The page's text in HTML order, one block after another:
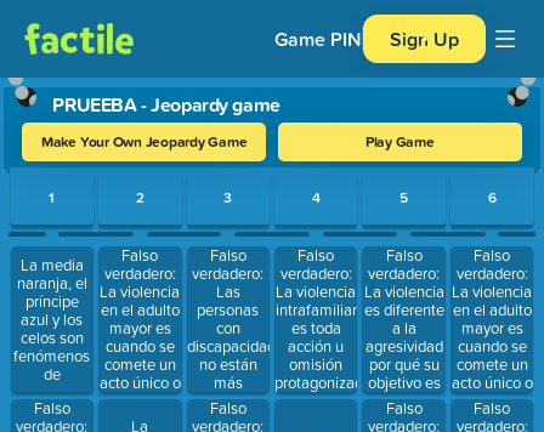
Game PIN Sign Up
PRUEEBA - Jeopardy game
Make Your Own Jeopardy Game Play Game
Use arrow keys to move between questions. Press Enter or
1
La media
naranja, el
príncipe
azul y los
celos son
fenómenos
de
Falso
verdadero:
2
Falso
verdadero:
La violencia
en el adulto
mayor es
cuando se
comete un
acto único o
repetido
que causa
La
3
Falso
verdadero:
Las
personas
con
discapacidad
no están
más
expuestas
al riesgo de
Falso
verdadero:
4
Falso
verdadero:
La violencia
intrafamiliar
es toda
acción u
omisión
protagonizado
por uno o
5
Falso
verdadero:
La violencia
es diferente
a la
agresividad
por qué su
objetivo es
obtener
control y
Falso
verdadero:
6
Falso
verdadero:
La violencia
en el adulto
mayor es
cuando se
comete un
acto único o
repetido
que causa
Falso
verdadero: